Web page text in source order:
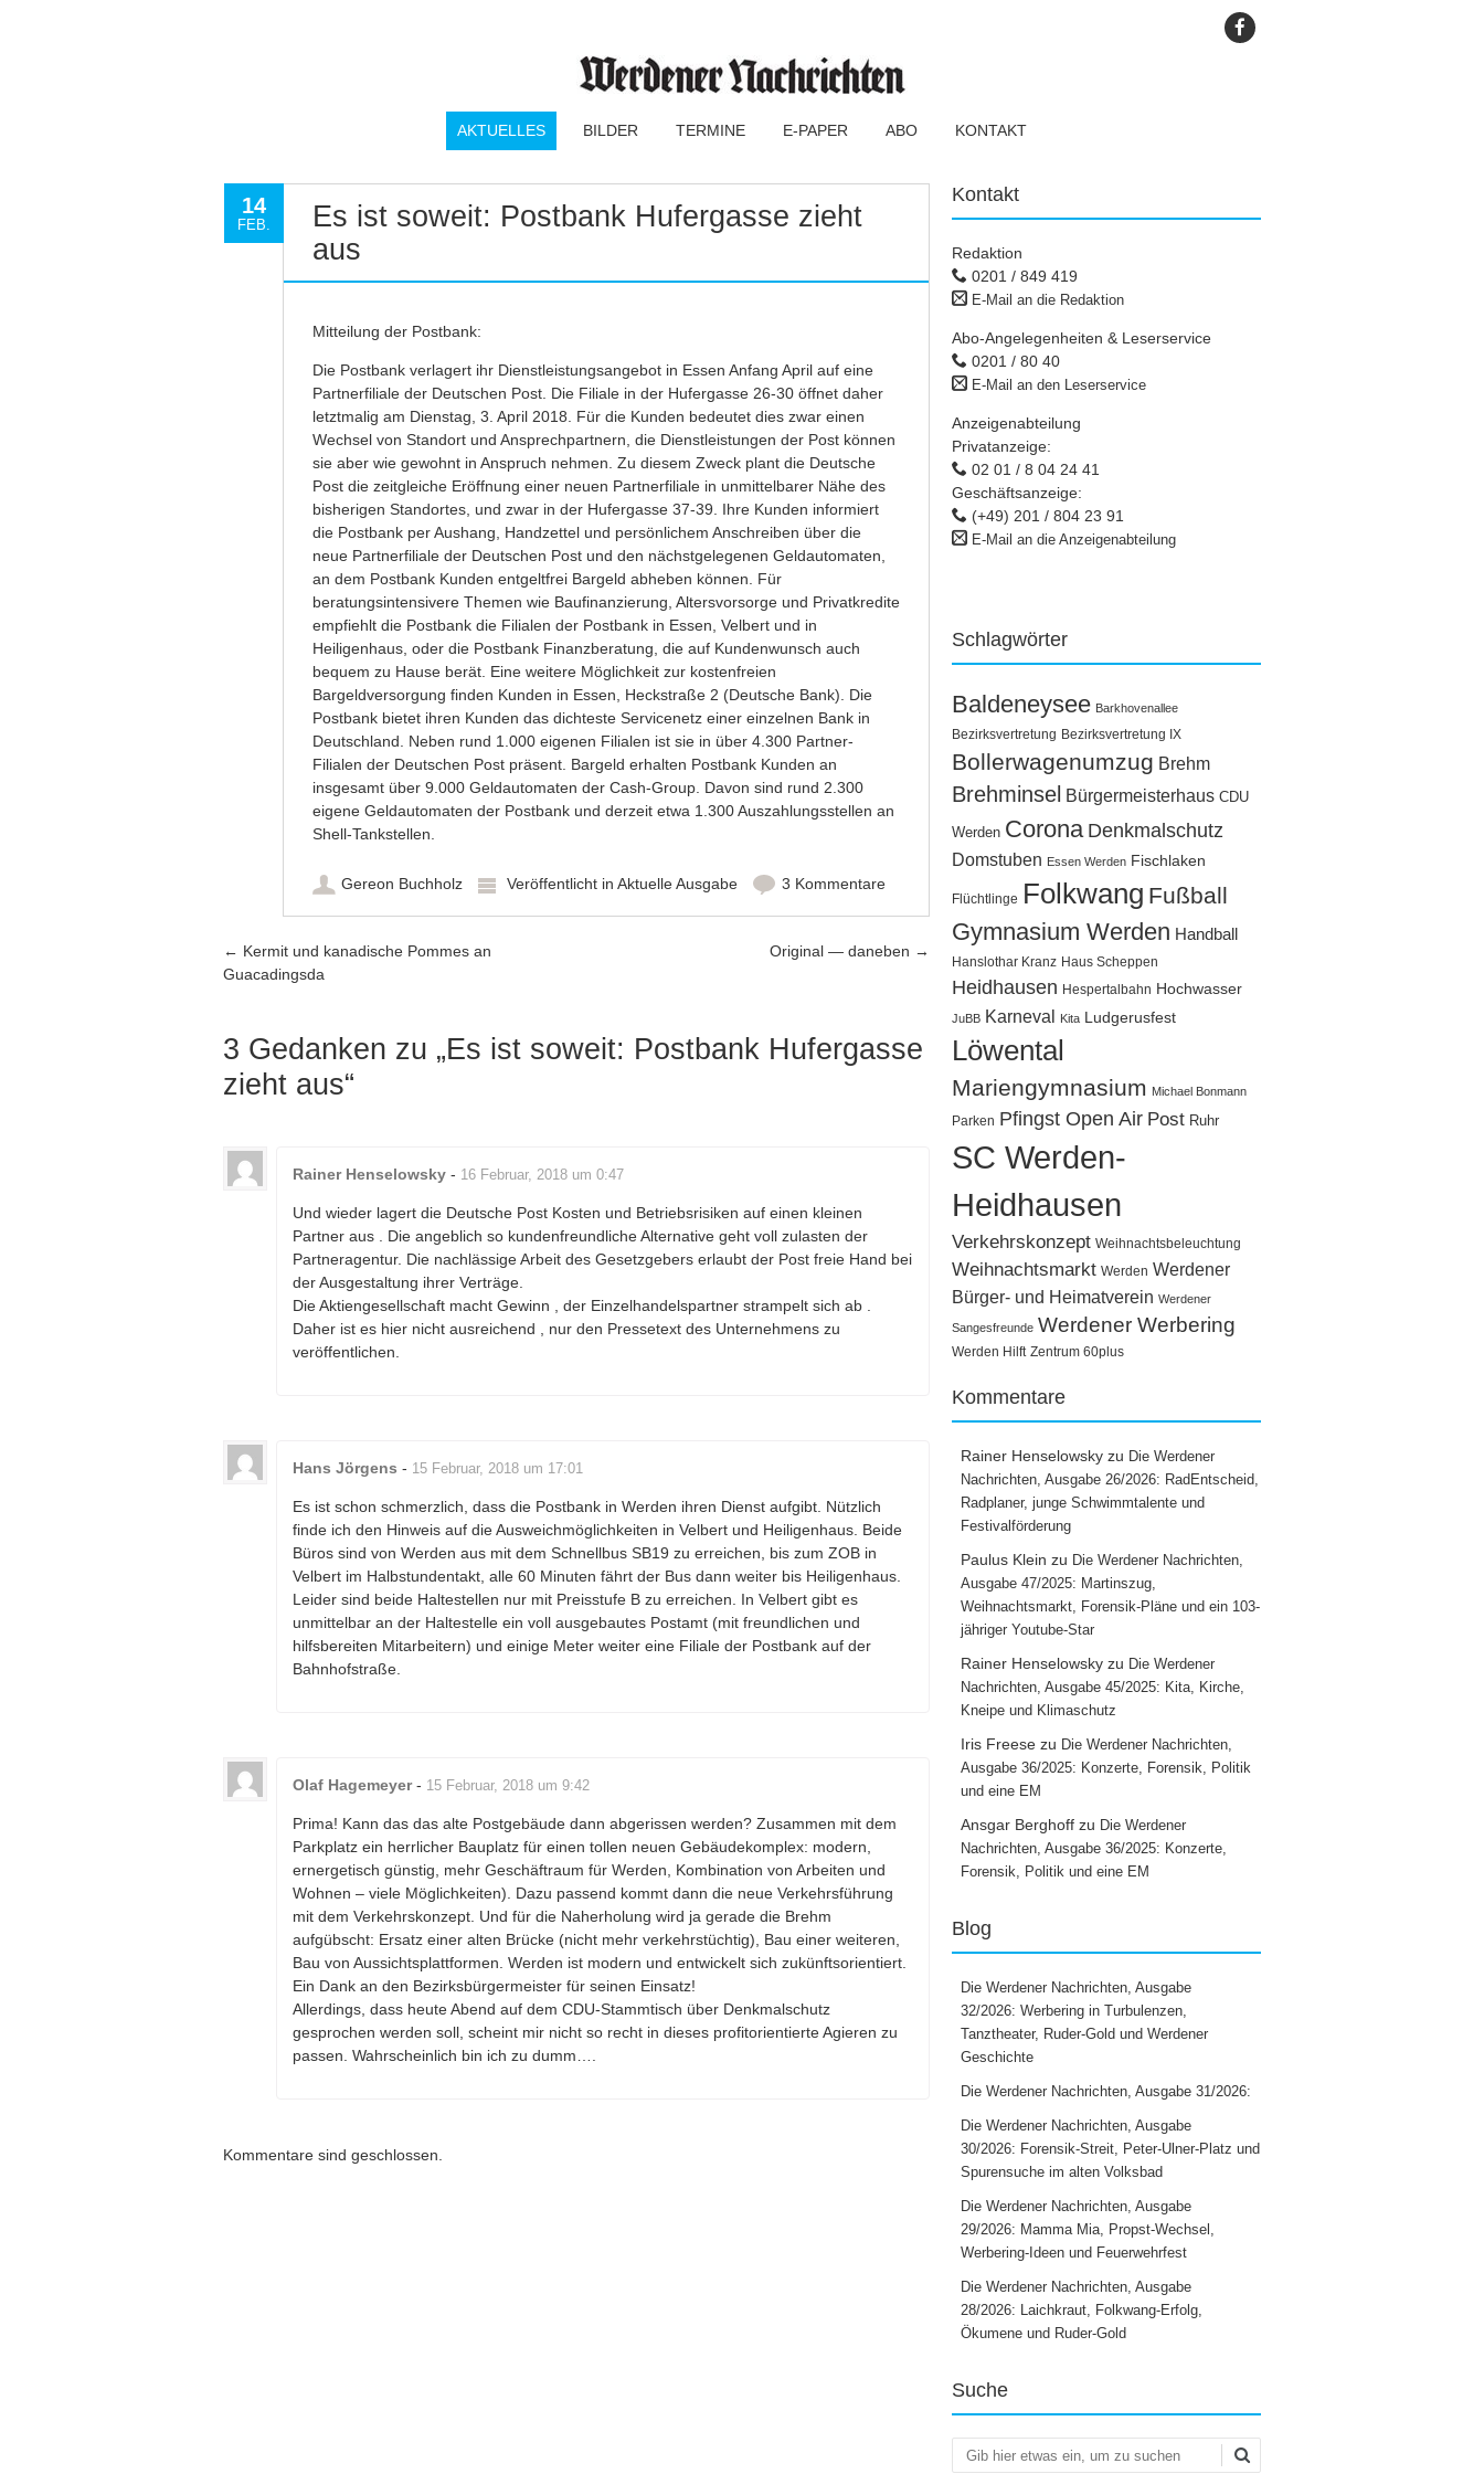
AKTUELLES BILDER TERMINE E-PAPER ABO KONTAKT
14
FEB.
Es ist soweit: Postbank Hufergasse zieht
aus
Mitteilung der Postbank:
Die Postbank verlagert ihr Dienstleistungsangebot in Essen Anfang April auf eine
Partnerfiliale der Deutschen Post. Die Filiale in der Hufergasse 26-30 öffnet daher
letztmalig am Dienstag, 3. April 2018. Für die Kunden bedeutet dies zwar einen
Wechsel von Standort und Ansprechpartnern, die Dienstleistungen der Post können
sie aber wie gewohnt in Anspruch nehmen. Zu diesem Zweck plant die Deutsche
Post die zeitgleiche Eröffnung einer neuen Partnerfiliale in unmittelbarer Nähe des
bisherigen Standortes, und zwar in der Hufergasse 37-39. Ihre Kunden informiert
die Postbank per Aushang, Handzettel und persönlichem Anschreiben über die
neue Partnerfiliale der Deutschen Post und den nächstgelegenen Geldautomaten,
an dem Postbank Kunden entgeltfrei Bargeld abheben können. Für
beratungsintensivere Themen wie Baufinanzierung, Altersvorsorge und Privatkredite
empfiehlt die Postbank die Filialen der Postbank in Essen, Velbert und in
Heiligenhaus, oder die Postbank Finanzberatung, die auf Kundenwunsch auch
bequem zu Hause berät. Eine weitere Möglichkeit zur kostenfreien
Bargeldversorgung finden Kunden in Essen, Heckstraße 2 (Deutsche Bank). Die
Postbank bietet ihren Kunden das dichteste Servicenetz einer einzelnen Bank in
Deutschland. Neben rund 1.000 eigenen Filialen ist sie in über 4.300 Partner-
Filialen der Deutschen Post präsent. Bargeld erhalten Postbank Kunden an
insgesamt über 9.000 Geldautomaten der Cash-Group. Davon sind rund 2.300
eigene Geldautomaten der Postbank und derzeit etwa 1.300 Auszahlungsstellen an
Shell-Tankstellen.
Gereon Buchholz Veröffentlicht in Aktuelle Ausgabe 3 Kommentare
Artikel-Navigation
← Kermit und kanadische Pommes an
Guacadingsda
Original — daneben →
3 Gedanken zu „Es ist soweit: Postbank Hufergasse
zieht aus“
Rainer Henselowsky - 16 Februar, 2018 um 0:47
Und wieder lagert die Deutsche Post Kosten und Betriebsrisiken auf einen kleinen
Partner aus . Die angeblich so kundenfreundliche Alternative geht voll zulasten der
Partneragentur. Die nachlässige Arbeit des Gesetzgebers erlaubt der Post freie Hand bei
der Ausgestaltung ihrer Verträge.
Die Aktiengesellschaft macht Gewinn , der Einzelhandelspartner strampelt sich ab .
Daher ist es hier nicht ausreichend , nur den Pressetext des Unternehmens zu
veröffentlichen.
Hans Jörgens - 15 Februar, 2018 um 17:01
Es ist schon schmerzlich, dass die Postbank in Werden ihren Dienst aufgibt. Nützlich
finde ich den Hinweis auf die Ausweichmöglichkeiten in Velbert und Heiligenhaus. Beide
Büros sind von Werden aus mit dem Schnellbus SB19 zu erreichen, bis zum ZOB in
Velbert im Halbstundentakt, alle 60 Minuten fährt der Bus dann weiter bis Heiligenhaus.
Leider sind beide Haltestellen nur mit Preisstufe B zu erreichen. In Velbert gibt es
unmittelbar an der Haltestelle ein voll ausgebautes Postamt (mit freundlichen und
hilfsbereiten Mitarbeitern) und einige Meter weiter eine Filiale der Postbank auf der
Bahnhofstraße.
Olaf Hagemeyer- 15 Februar, 2018 um 9:42
Prima! Kann das das alte Postgebäude dann abgerissen werden? Zusammen mit dem
Parkplatz ein herrlicher Bauplatz für einen tollen neuen Gebäudekomplex: modern,
ernergetisch günstig, mehr Geschäftraum für Werden, Kombination von Arbeiten und
Wohnen – viele Möglichkeiten). Dazu passend kommt dann die neue Verkehrsführung
mit dem Verkehrskonzept. Und für die Naherholung wird ja gerade die Brehm
aufgübscht: Ersatz einer alten Brücke (nicht mehr verkehrstüchtig), Bau einer weiteren,
Bau von Aussichtsplattformen. Werden ist modern und entwickelt sich zukünftsorientiert.
Ein Dank an den Bezirksbürgermeister für seinen Einsatz!
Allerdings, dass heute Abend auf dem CDU-Stammtisch über Denkmalschutz
gesprochen werden soll, scheint mir nicht so recht in dieses profitorientierte Agieren zu
passen. Wahrscheinlich bin ich zu dumm….
Kommentare sind geschlossen.
Kontakt
Redaktion
0201 / 849 419
E-Mail an die Redaktion
Abo-Angelegenheiten & Leserservice
0201 / 80 40
E-Mail an den Leserservice
Anzeigenabteilung
Privatanzeige:
02 01 / 8 04 24 41
Geschäftsanzeige:
(+49) 201 / 804 23 91
E-Mail an die Anzeigenabteilung
Schlagwörter
Baldeneysee Barkhovenallee
Bezirksvertretung Bezirksvertretung IX
Bollerwagenumzug Brehm
Brehminsel Bürgermeisterhaus CDU
Werden Corona Denkmalschutz
Domstuben Essen Werden Fischlaken
Flüchtlinge Folkwang Fußball
Gymnasium Werden Handball
Hanslothar Kranz Haus Scheppen
Heidhausen Hespertalbahn Hochwasser
JuBB Karneval Kita Ludgerusfest
Löwental
Mariengymnasium Michael Bonmann
Parken Pfingst Open Air Post Ruhr
SC Werden-
Heidhausen
Verkehrskonzept Weihnachtsbeleuchtung
Weihnachtsmarkt Werden Werdener
Bürger- und Heimatverein Werdener
Sangesfreunde Werdener Werbering
Werden Hilft Zentrum 60plus
Kommentare
Rainer Henselowsky zu Die Werdener
Nachrichten, Ausgabe 26/2026: RadEntscheid,
Radplaner, junge Schwimmtalente und
Festivalförderung
Paulus Klein zu Die Werdener Nachrichten,
Ausgabe 47/2025: Martinszug,
Weihnachtsmarkt, Forensik-Pläne und ein 103-
jähriger Youtube-Star
Rainer Henselowsky zu Die Werdener
Nachrichten, Ausgabe 45/2025: Kita, Kirche,
Kneipe und Klimaschutz
Iris Freese zu Die Werdener Nachrichten,
Ausgabe 36/2025: Konzerte, Forensik, Politik
und eine EM
Ansgar Berghoff zu Die Werdener
Nachrichten, Ausgabe 36/2025: Konzerte,
Forensik, Politik und eine EM
Blog
Die Werdener Nachrichten, Ausgabe
32/2026: Werbering in Turbulenzen,
Tanztheater, Ruder-Gold und Werdener
Geschichte
Die Werdener Nachrichten, Ausgabe 31/2026:
Die Werdener Nachrichten, Ausgabe
30/2026: Forensik-Streit, Peter-Ulner-Platz und
Spurensuche im alten Volksbad
Die Werdener Nachrichten, Ausgabe
29/2026: Mamma Mia, Propst-Wechsel,
Werbering-Ideen und Feuerwehrfest
Die Werdener Nachrichten, Ausgabe
28/2026: Laichkraut, Folkwang-Erfolg,
Ökumene und Ruder-Gold
Suche
Suchen